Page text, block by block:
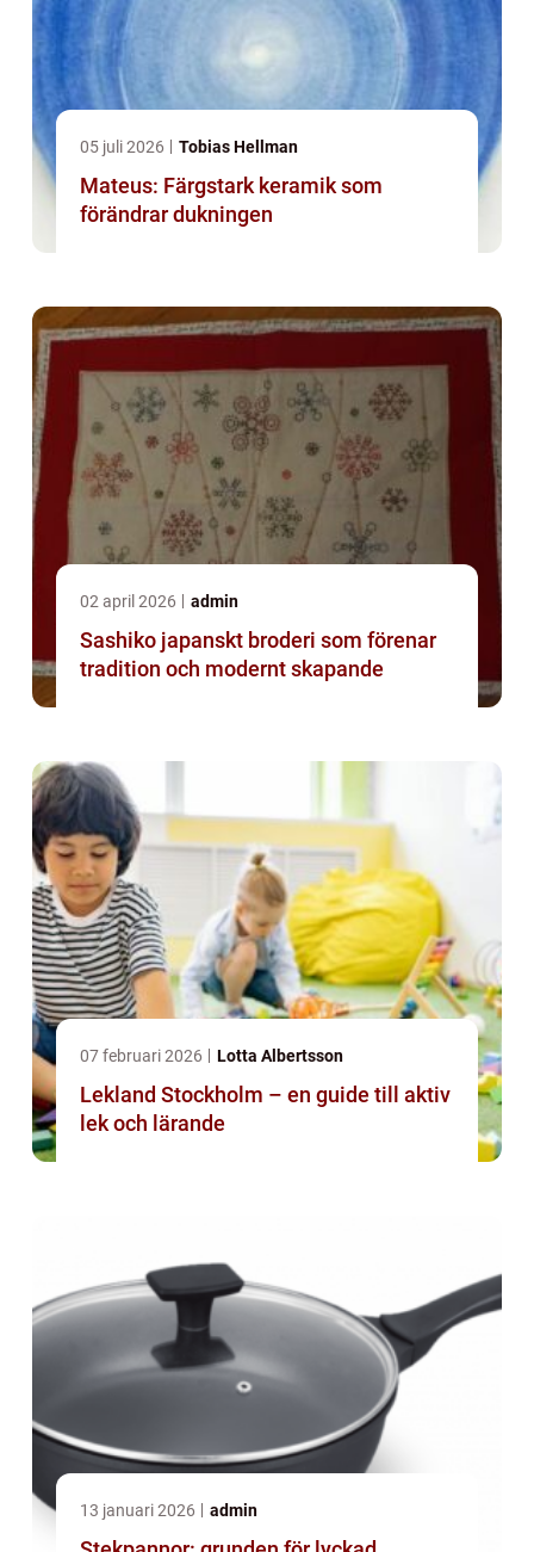
05 juli 2026 Tobias Hellman
Mateus: Färgstark keramik som
förändrar dukningen
02 april 2026 admin
Sashiko japanskt broderi som förenar
tradition och modernt skapande
07 februari 2026 Lotta Albertsson
Lekland Stockholm – en guide till aktiv
lek och lärande
13 januari 2026 admin